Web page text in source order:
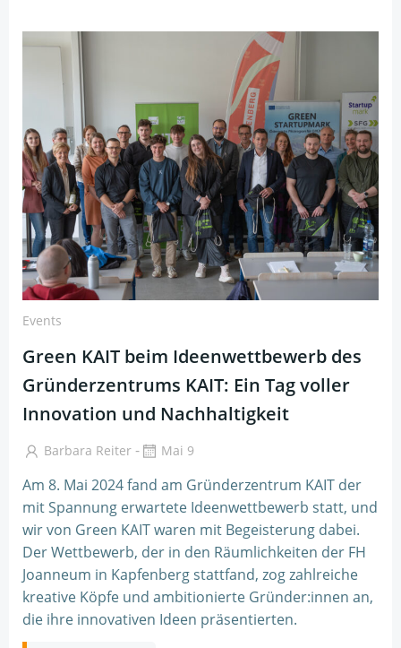
Events
Green KAIT beim Ideenwettbewerb des
Gründerzentrums KAIT: Ein Tag voller
Innovation und Nachhaltigkeit
Barbara Reiter - Mai 9
Am 8. Mai 2024 fand am Gründerzentrum KAIT der
mit Spannung erwartete Ideenwettbewerb statt, und
wir von Green KAIT waren mit Begeisterung dabei.
Der Wettbewerb, der in den Räumlichkeiten der FH
Joanneum in Kapfenberg stattfand, zog zahlreiche
kreative Köpfe und ambitionierte Gründer:innen an,
die ihre innovativen Ideen präsentierten.